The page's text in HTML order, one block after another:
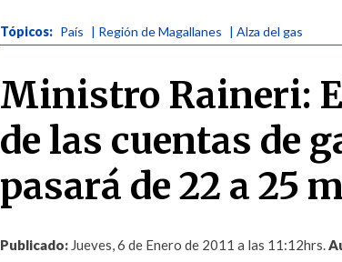
Tópicos: País | Región de Magallanes | Alza del gas
Ministro Raineri:
de las cuentas de
pasará de 22 a 25
Publicado: Jueves, 6 de Enero de 2011 a las 11:12hrs.